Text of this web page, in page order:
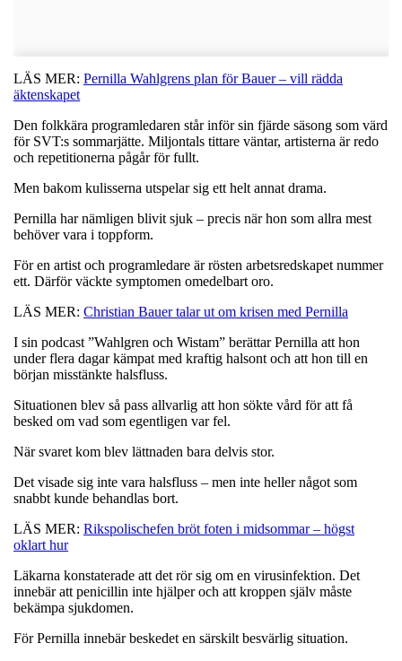
LÄS MER: Pernilla Wahlgrens plan för Bauer – vill rädda
äktenskapet
Den folkkära programledaren står inför sin fjärde säsong som värd
för SVT:s sommarjätte. Miljontals tittare väntar, artisterna är redo
och repetitionerna pågår för fullt.
Men bakom kulisserna utspelar sig ett helt annat drama.
Pernilla har nämligen blivit sjuk – precis när hon som allra mest
behöver vara i toppform.
För en artist och programledare är rösten arbetsredskapet nummer
ett. Därför väckte symptomen omedelbart oro.
LÄS MER: Christian Bauer talar ut om krisen med Pernilla
I sin podcast ”Wahlgren och Wistam” berättar Pernilla att hon
under flera dagar kämpat med kraftig halsont och att hon till en
början misstänkte halsfluss.
Situationen blev så pass allvarlig att hon sökte vård för att få
besked om vad som egentligen var fel.
När svaret kom blev lättnaden bara delvis stor.
Det visade sig inte vara halsfluss – men inte heller något som
snabbt kunde behandlas bort.
LÄS MER: Rikspolischefen bröt foten i midsommar – högst
oklart hur
Läkarna konstaterade att det rör sig om en virusinfektion. Det
innebär att penicillin inte hjälper och att kroppen själv måste
bekämpa sjukdomen.
För Pernilla innebär beskedet en särskilt besvärlig situation.